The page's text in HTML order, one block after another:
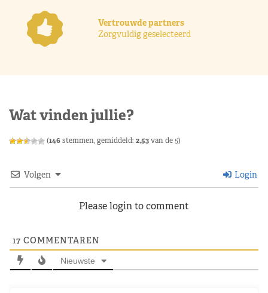
Vertrouwde partners
Zorgvuldig geselecteerd
Wat vinden jullie?
(146stemmen, gemiddeld: 2,53van de 5)
Volgen Login
Please login to comment
17 COMMENTAREN
Nieuwste